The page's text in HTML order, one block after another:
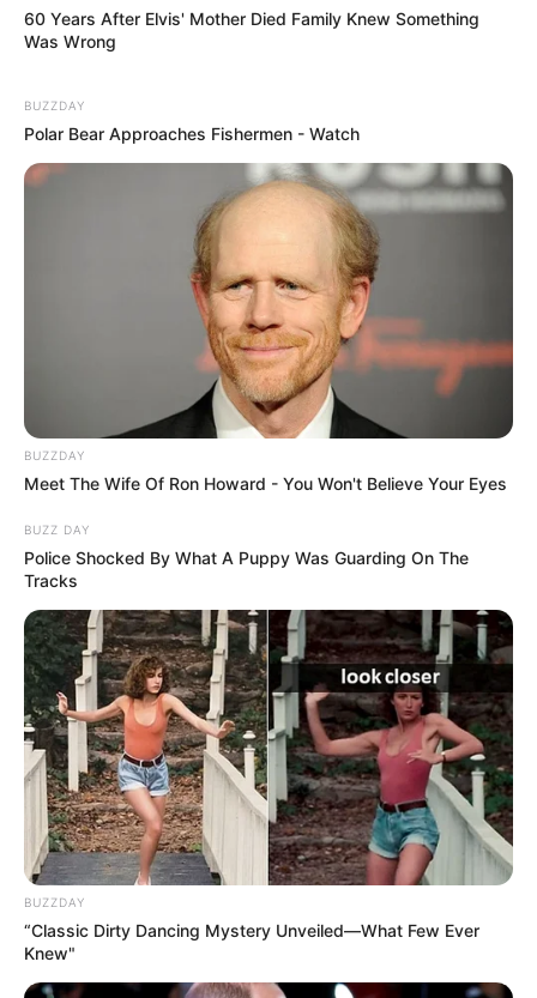
60 Years After Elvis' Mother Died Family Knew Something
Was Wrong
BUZZDAY
Polar Bear Approaches Fishermen - Watch
BUZZDAY
Meet The Wife Of Ron Howard - You Won't Believe Your Eyes
BUZZ DAY
Police Shocked By What A Puppy Was Guarding On The
Tracks
BUZZDAY
“Classic Dirty Dancing Mystery Unveiled—What Few Ever
Knew"